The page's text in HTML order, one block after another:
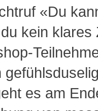
«Du
kein klares
es am